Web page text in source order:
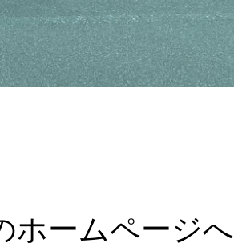
生涯の健康に貢献
ホームページへ